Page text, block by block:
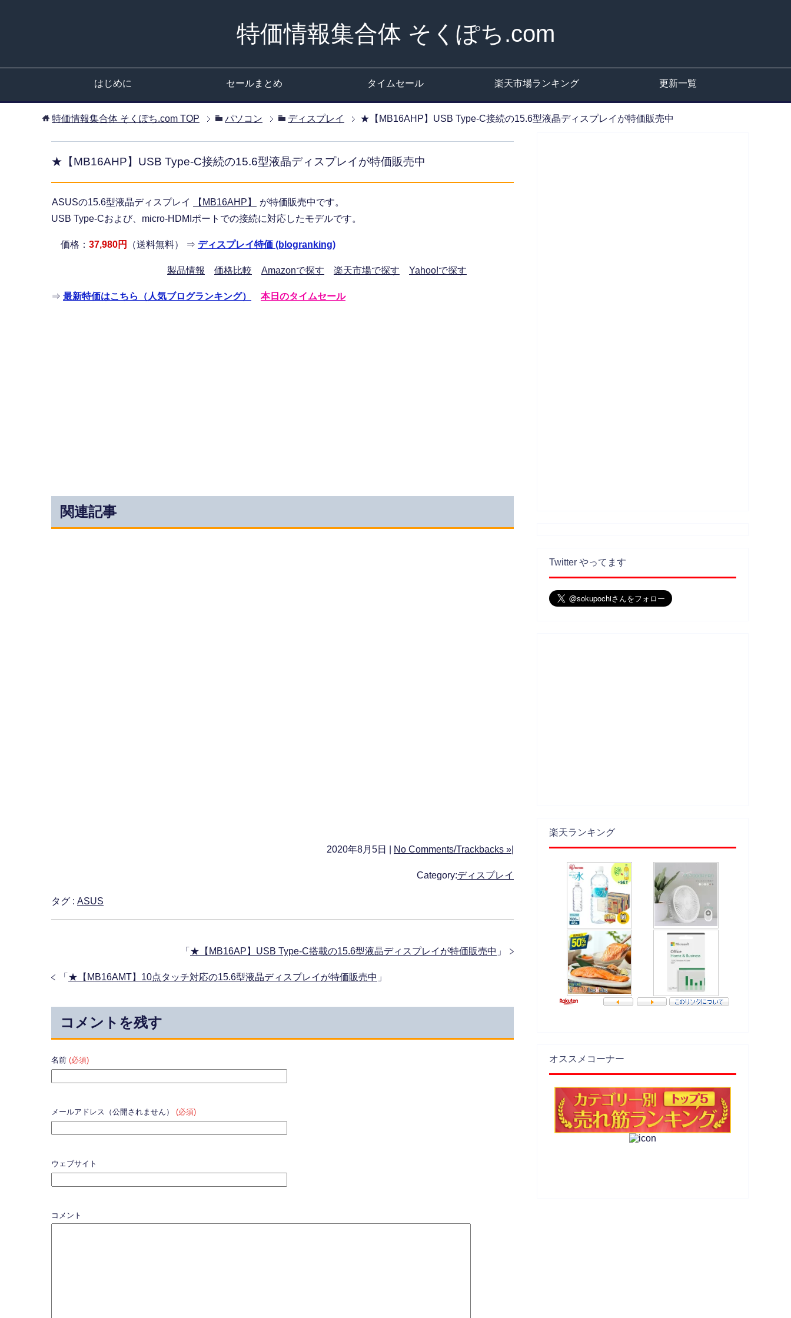
特価情報集合体 そくぽち.com
はじめに セールまとめ タイムセール 楽天市場ランキング 更新一覧
特価情報集合体 そくぽち.com TOP パソコン ディスプレイ ★【MB16AHP】USB Type-C接続の15.6型液晶ディスプレイが特価販売中
★【MB16AHP】USB Type-C接続の15.6型液晶ディスプレイが特価販売中
ASUSの15.6型液晶ディスプレイ 【MB16AHP】
が特価販売中です。
USB Type-Cおよび、micro-HDMIポートでの接続に対応したモデルです。
価格： 37,980円 （送料無料） ⇒ ディスプレイ特価 (blogranking)
製品情報 価格比較 Amazonで探す 楽天市場で探す Yahoo!で探す
⇒ 最新特価はこちら（人気ブログランキング） 本日のタイムセール
関連記事
2020年8月5日 | No Comments/Trackbacks »
Category:ディスプレイ
タグ : ASUS
「 ★【MB16AP】USB Type-C搭載の15.6型液晶ディスプレイが特価販売中 」
「 ★【MB16AMT】10点タッチ対応の15.6型液晶ディスプレイが特価販売中 」
コメントを残す
名前 (必須)
メールアドレス（公開されません） (必須)
ウェブサイト
コメント
Twitter やってます
楽天ランキング
オススメコーナー